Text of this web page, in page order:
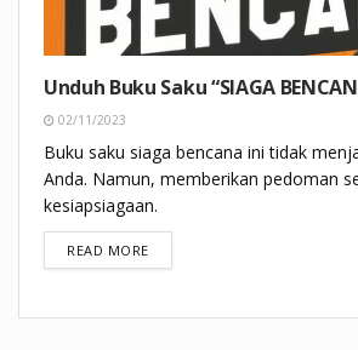
Unduh Buku Saku “SIAGA
02/11/2023
Buku saku siaga bencana ini tidak
Anda. Namun, memberikan pedoman
kesiapsiagaan.
READ MOREDETAILS